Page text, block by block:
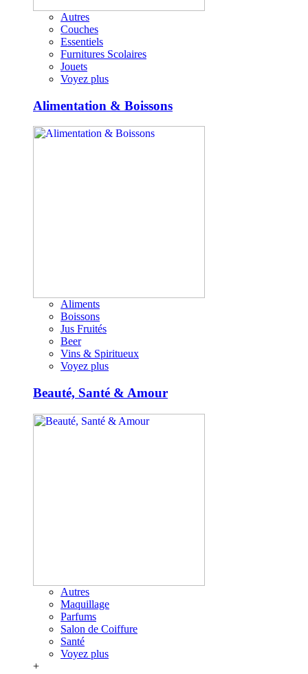
Autres
Couches
Essentiels
Furnitures Scolaires
Jouets
Voyez plus
Alimentation & Boissons
Aliments
Boissons
Jus Fruités
Beer
Vins & Spiritueux
Voyez plus
Beauté, Santé & Amour
Autres
Maquillage
Parfums
Salon de Coiffure
Santé
Voyez plus
+